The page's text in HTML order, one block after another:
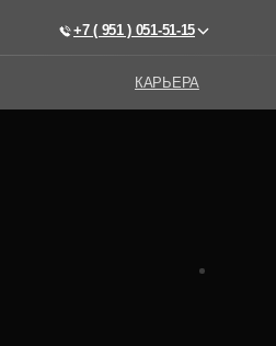
+7 ( 951 ) 051-51-15
КАРЬЕРА
+7 ( 951 ) 051-51-15
КАРЬЕРА